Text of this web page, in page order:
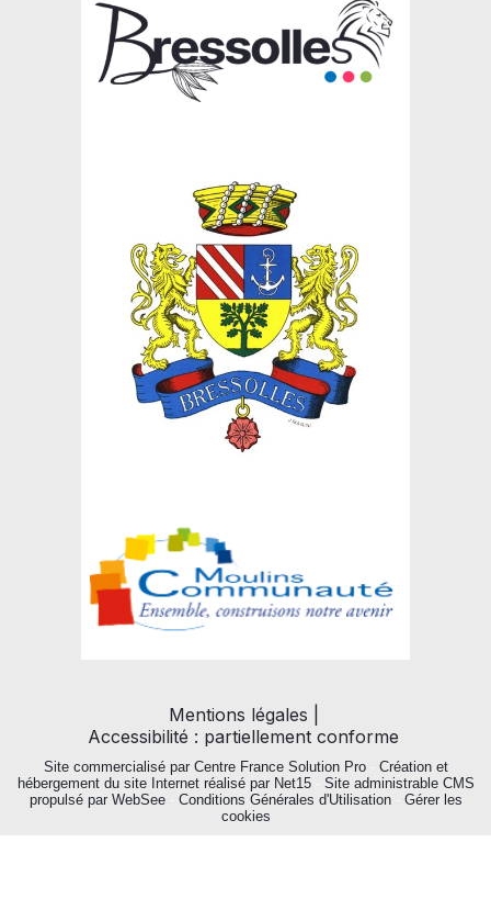
Mentions légales
Accessibilité : partiellement conforme
Site commercialisé par Centre France Solution Pro- Création et
hébergement du site Internet réalisé par Net15- Site administrable CMS
propulsé par WebSee- Conditions Générales d'Utilisation- Gérer les
cookies